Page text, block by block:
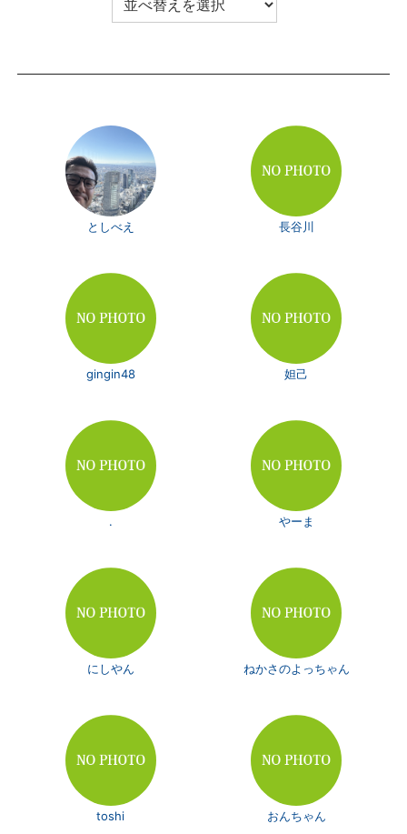
としべえ 長谷川
gingin48 妲己
. やーま
にしやん ねかさのよっちゃん
toshi おんちゃん